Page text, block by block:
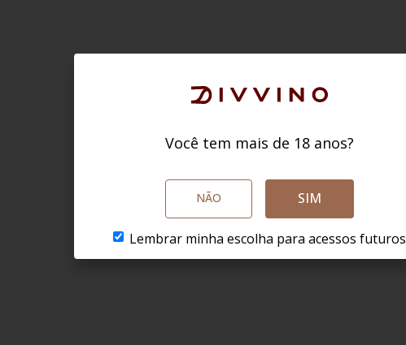
Você tem mais de 18 anos?
NÃO SIM
Lembrar minha escolha para acessos futuros